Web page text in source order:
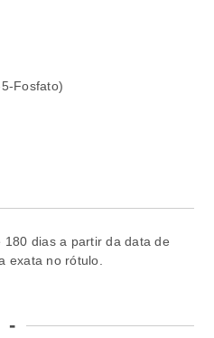
Fosfato)
dias a partir da data de
exata no rótulo.
-